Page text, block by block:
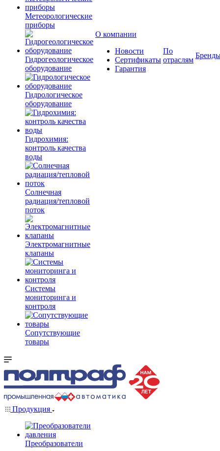
Метеорологические
приборы
Гидрогеологическое
оборудование
Гидрологическое
оборудование
Гидрохимия:
контроль качества
воды
Солнечная
радиация/тепловой
поток
Электромагнитные
клапаны
Системы
мониторинга и
контроля
Сопутствующие
товары
О компании
Новости
Сертификаты
Гарантия
По
отраслям
Продукция
Преобразователи